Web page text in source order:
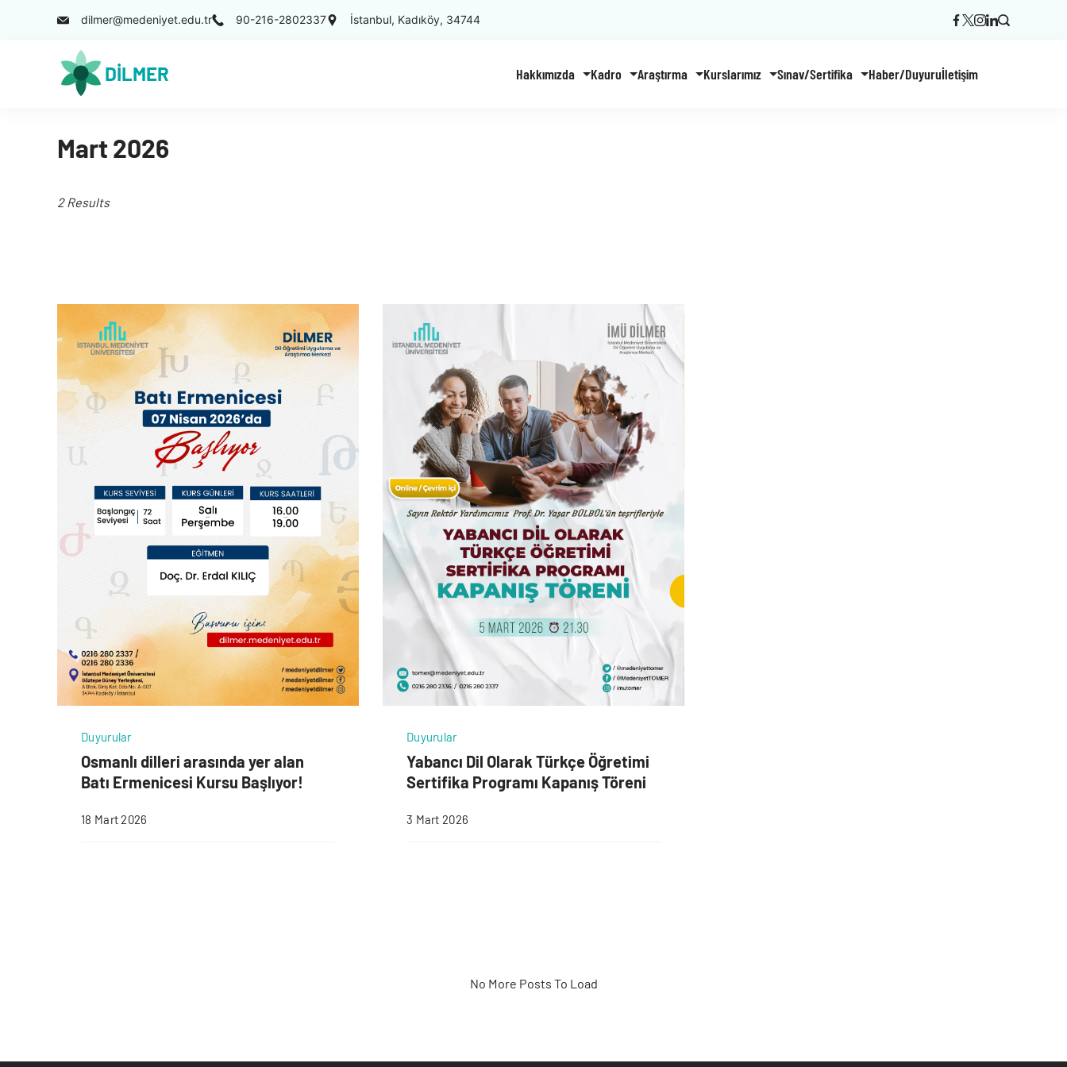
dilmer@medeniyet.edu.tr 90-216-2802337 İstanbul, Kadıköy, 34744
DİLMER Hakkımızda Kadro Araştırma Kurslarımız Sınav/Sertifika Haber/Duyuruİletişim
Mart 2026
2 Results
Duyurular
Osmanlı dilleri arasında yer alan
Batı Ermenicesi Kursu Başlıyor!
18 Mart 2026
Duyurular
Yabancı Dil Olarak Türkçe Öğretimi
Sertifika Programı Kapanış Töreni
3 Mart 2026
No More Posts To Load